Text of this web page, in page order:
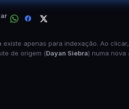
existe apenas para indexação. Ao
de origem (Dayan Siebra) numa nova